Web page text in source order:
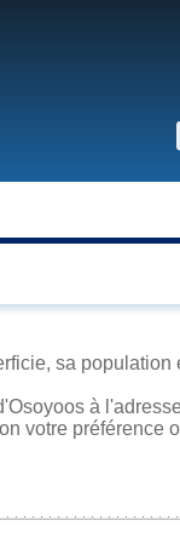
sa population
à
votre préférence